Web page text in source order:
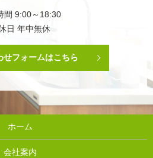
間 9:00～18:30
日 年中無休
せフォームはこちら
ホーム
会社案内